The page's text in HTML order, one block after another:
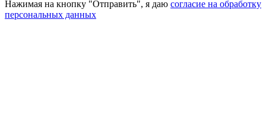
Нажимая на кнопку "Отправить", я даю согласие на обработку
персональных данных